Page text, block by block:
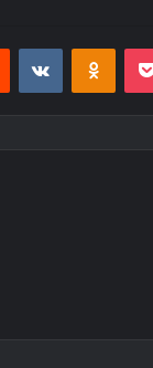
Reddit VKontakte